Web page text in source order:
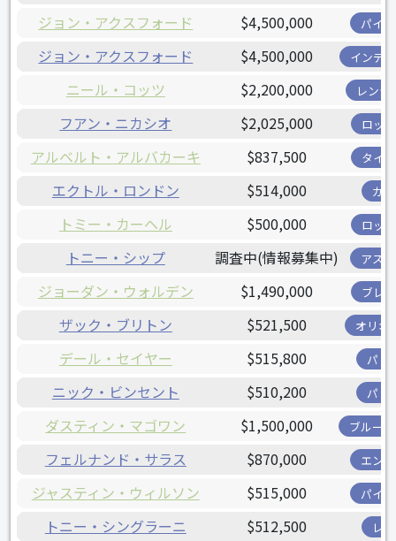
ジョン・アクスフォード $4,500,000 パイ
ジョン・アクスフォード $4,500,000 インデ
ニール・コッツ $2,200,000 レンジ
フアン・ニカシオ $2,025,000 ロッ
アルベルト・アルバカーキ $837,500 タイ
エクトル・ロンドン $514,000 カ
トミー・カーヘル $500,000 ロッ
トニー・シップ 調査中(情報募集中) アス
ジョーダン・ウォルデン $1,490,000 ブレ
ザック・ブリトン $521,500 オリオ
デール・セイヤー $515,800 パド
ニック・ビンセント $510,200 パド
ダスティン・マゴワン $1,500,000 ブルー
フェルナンド・サラス $870,000 エン
ジャスティン・ウィルソン $515,000 パイ
トニー・シングラーニ $512,500 レ